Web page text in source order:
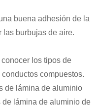
buena adhesión de la
las burbujas de aire.
los tipos de
compuestos.
de lámina de aluminio
lámina de aluminio de